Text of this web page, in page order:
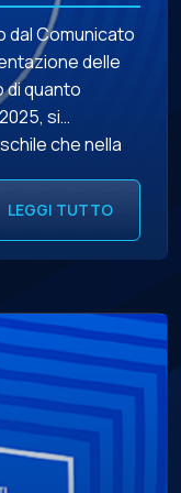
dal Comunicato
delle
quanto
si
che nella
liberatorie. In
LEGGI TUTTO